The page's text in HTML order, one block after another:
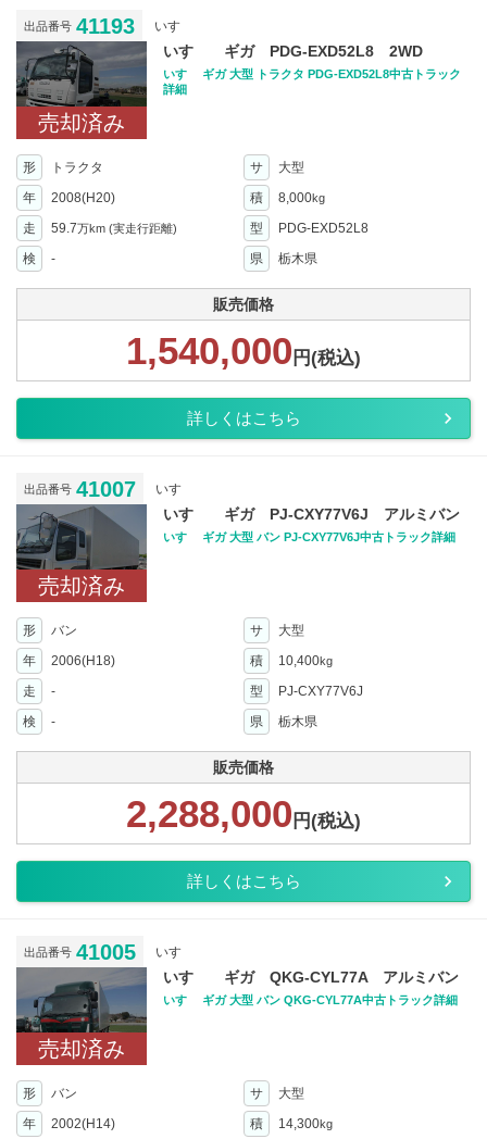
出品番号 41193 いすゞ
売却済み
いすゞ ギガ PDG-EXD52L8 2WD
いすゞ ギガ 大型 トラクタ PDG-EXD52L8中古トラック
詳細
形 トラクタ サ
大型
年
2008(H20) 積 8,000kg
走 59.7万km (実走行距離) 型
PDG-EXD52L8
検
- 県 栃木県
販売価格
1,540,000 円(税込)
詳しくはこちら
出品番号 41007 いすゞ
売却済み
いすゞ ギガ PJ-CXY77V6J アルミバン
いすゞ ギガ 大型 バン PJ-CXY77V6J中古トラック詳細
形 バン サ
大型
年
2006(H18) 積 10,400kg
走 - 型
PJ-CXY77V6J
検
- 県 栃木県
販売価格
2,288,000 円(税込)
詳しくはこちら
出品番号 41005 いすゞ
売却済み
いすゞ ギガ QKG-CYL77A アルミバン
いすゞ ギガ 大型 バン QKG-CYL77A中古トラック詳細
形 バン サ
大型
年
2002(H14) 積 14,300kg